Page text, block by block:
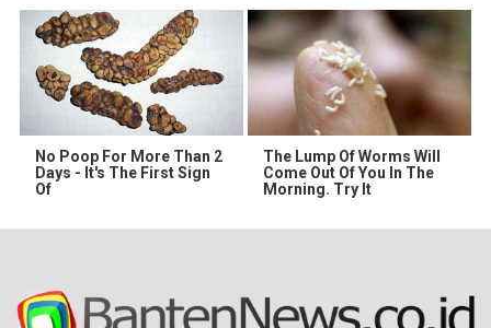
No Poop For More Than 2
Days - It's The First Sign
Of
The Lump Of Worms Will
Come Out Of You In The
Morning. Try It